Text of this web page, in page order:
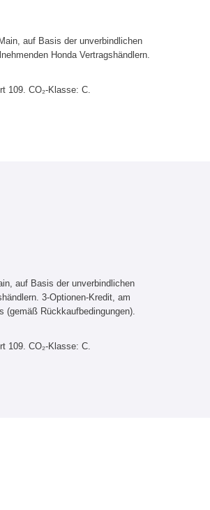
auf Basis der unverbindlichen
Honda Vertragshändlern.
109. CO₂-Klasse: C.
auf Basis der unverbindlichen
3-Optionen-Kredit, am
(gemäß Rückkaufbedingungen).
109. CO₂-Klasse: C.